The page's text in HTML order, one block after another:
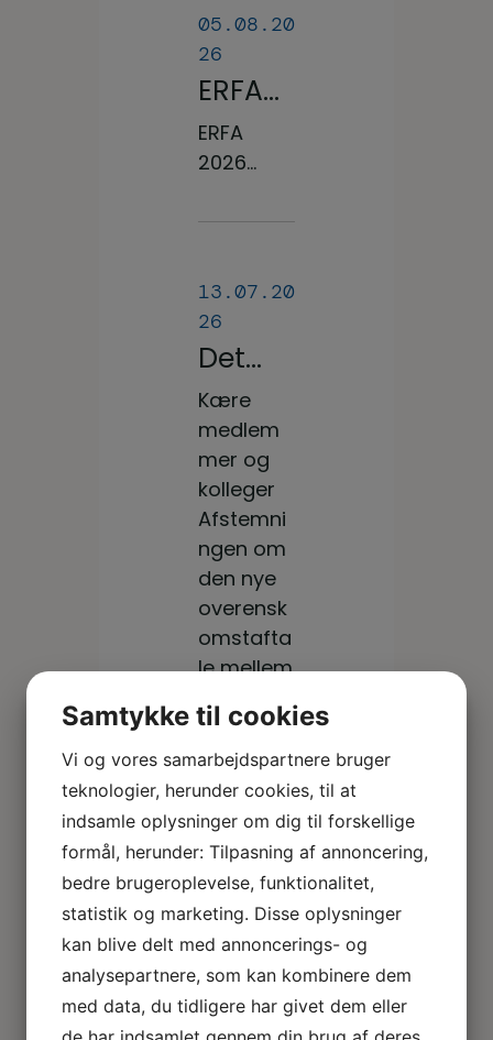
05.08.20
26
ERFA
møde
for
ngsan
e på
veterin
ærsyg
eplejer
ske
uddan
nelsen
d.8.+9.
+10.
septe
mber.
invitati
onen
herun
der.
ERFA
2026...
13.07.20
26
Det
blev et
stort
JA til
den
nye
overen
skoms
taftale
Kære
medlem
mer og
kolleger
Afstemni
ngen om
den nye
overensk
omstafta
le mellem
rsygeplej
erskernes
Fagforeni
ng (VF)
og
Dyrlæge
virksomh
edernes
Arbejdsgi
verforeni
ng (DA)
Samtykke til cookies
Vi og vores samarbejdspartnere bruger
teknologier, herunder cookies, til at
indsamle oplysninger om dig til forskellige
formål, herunder: Tilpasning af annoncering,
bedre brugeroplevelse, funktionalitet,
statistik og marketing. Disse oplysninger
kan blive delt med annoncerings- og
analysepartnere, som kan kombinere dem
med data, du tidligere har givet dem eller